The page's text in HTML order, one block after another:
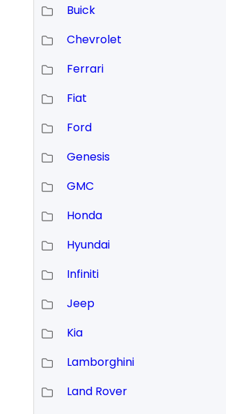
Buick
Chevrolet
Ferrari
Fiat
Ford
Genesis
GMC
Honda
Hyundai
Infiniti
Jeep
Kia
Lamborghini
Land Rover